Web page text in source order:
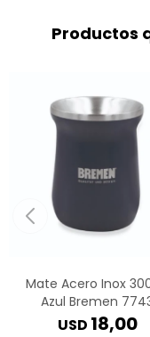
Productos
Mate Acero Inox
Azul Bremen
USD 18,00